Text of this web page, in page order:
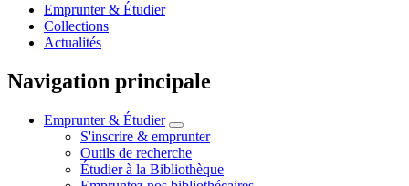
Emprunter & Étudier
Collections
Actualités
Navigation principale
Emprunter & Étudier
S'inscrire & emprunter
Outils de recherche
Étudier à la Bibliothèque